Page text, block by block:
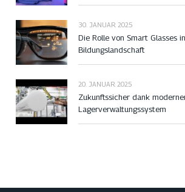
30. JANUAR 2025
Die Rolle von Smart Glasses
Bildungslandschaft
20. JANUAR 2025
Zukunftssicher dank
Lagerverwaltungssystem